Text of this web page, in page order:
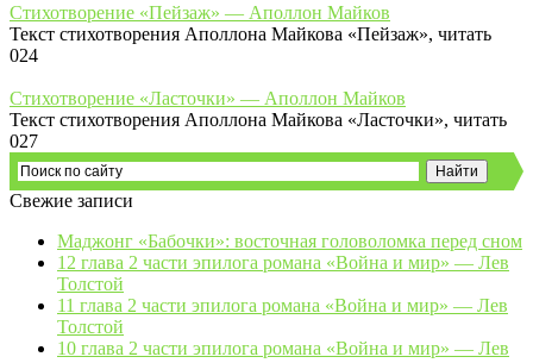
Стихотворение «Пейзаж» — Аполлон Майков
Текст стихотворения Аполлона Майкова «Пейзаж», читать
024
Стихотворение «Ласточки» — Аполлон Майков
Текст стихотворения Аполлона Майкова «Ласточки», читать
027
Свежие записи
Маджонг «Бабочки»: восточная головоломка перед сном
12 глава 2 части эпилога романа «Война и мир» — Лев
Толстой
11 глава 2 части эпилога романа «Война и мир» — Лев
Толстой
10 глава 2 части эпилога романа «Война и мир» — Лев